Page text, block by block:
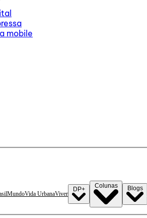
mobile
MundoVida UrbanaViver
DP+ Colunas Blogs